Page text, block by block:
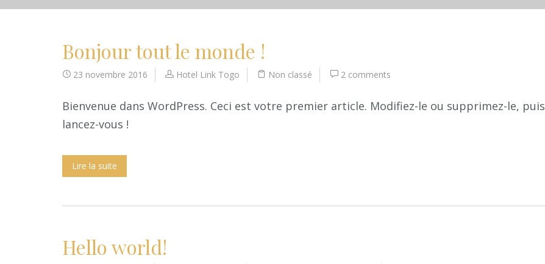
Bonjour tout le monde !
23 novembre 2016 Hotel Link Togo Non classé 2 comments
Bienvenue dans WordPress. Ceci est votre premier article. Modifiez-le ou supprimez-le, puis
lancez-vous !
Lire la suite
Hello world!